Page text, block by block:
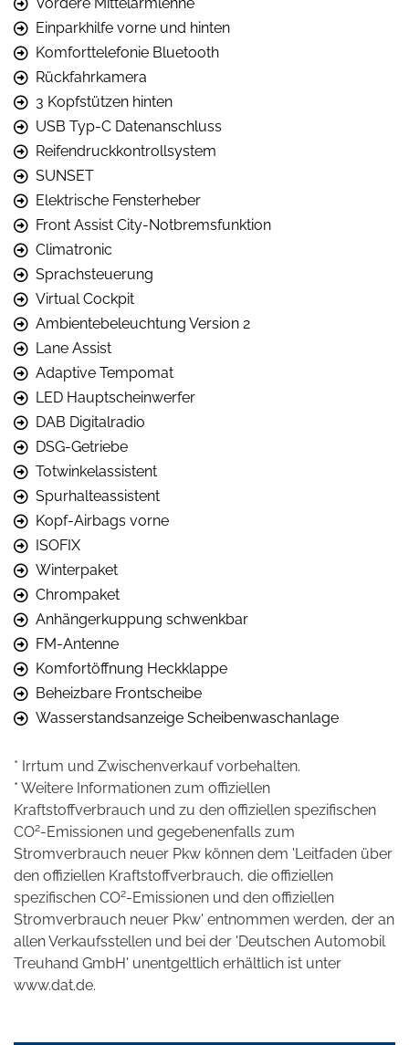
Einparkhilfe vorne und hinten
Komforttelefonie Bluetooth
Rückfahrkamera
3 Kopfstützen hinten
USB Typ-C Datenanschluss
Reifendruckkontrollsystem
SUNSET
Elektrische Fensterheber
Front Assist City-Notbremsfunktion
Climatronic
Sprachsteuerung
Virtual Cockpit
Ambientebeleuchtung Version 2
Lane Assist
Adaptive Tempomat
LED Hauptscheinwerfer
DAB Digitalradio
DSG-Getriebe
Totwinkelassistent
Spurhalteassistent
Kopf-Airbags vorne
ISOFIX
Winterpaket
Chrompaket
Anhängerkuppung schwenkbar
FM-Antenne
Komfortöffnung Heckklappe
Beheizbare Frontscheibe
Wasserstandsanzeige Scheibenwaschanlage
* Irrtum und Zwischenverkauf vorbehalten.
* Weitere Informationen zum offiziellen
Kraftstoffverbrauch und zu den offiziellen spezifischen
CO2-Emissionen und gegebenenfalls zum
Stromverbrauch neuer Pkw können dem 'Leitfaden über
den offiziellen Kraftstoffverbrauch, die offiziellen
spezifischen CO2-Emissionen und den offiziellen
Stromverbrauch neuer Pkw' entnommen werden, der an
allen Verkaufsstellen und bei der 'Deutschen Automobil
Treuhand GmbH' unentgeltlich erhältlich ist unter
www.dat.de.